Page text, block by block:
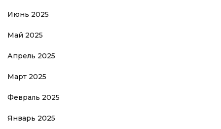
Июнь 2025
Май 2025
Апрель 2025
Март 2025
Февраль 2025
Январь 2025